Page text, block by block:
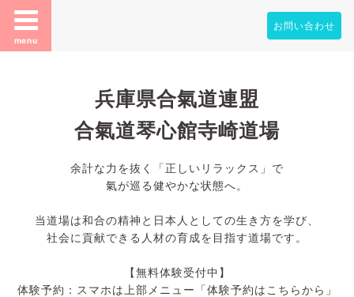
menu
お問い合わせ
兵庫県合氣道連盟
合氣道琴心館寺崎道場
余計な力を抜く「正しいリラックス」で
氣が巡る健やかな状態へ。
当道場は和合の精神と日本人としての生き方を学び、
社会に貢献できる人材の育成を目指す道場です。
【無料体験受付中】
体験予約：スマホは上部メニュー「体験予約はこちらから」